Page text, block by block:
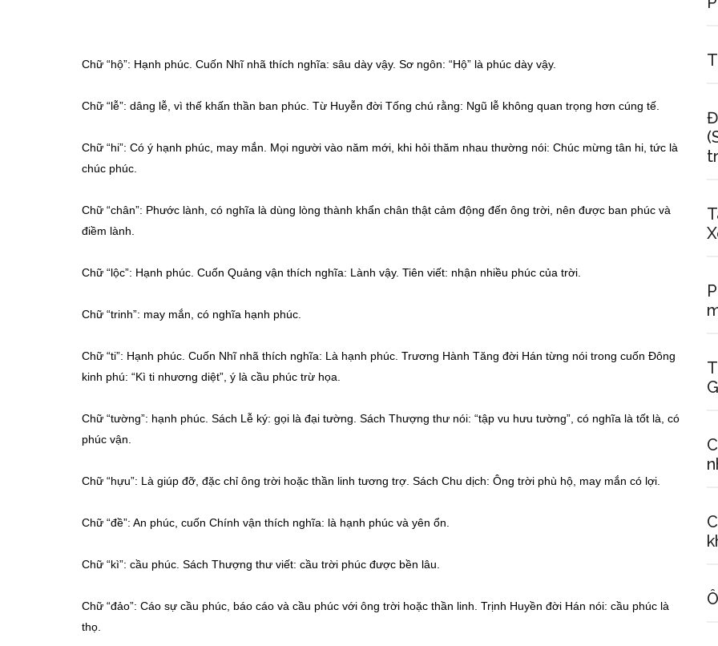
Chữ “hộ”: Hạnh phúc. Cuốn Nhĩ nhã thích nghĩa: sâu dày vậy. Sơ ngôn: “Hộ” là phúc dày vậy.
Chữ “lễ”: dâng lễ, vì thế khấn thần ban phúc. Từ Huyễn đời Tống chú rằng: Ngũ lễ không quan trọng hơn cúng tế.
Chữ “hi”: Có ý hạnh phúc, may mắn. Mọi người vào năm mới, khi hỏi thăm nhau thường nói: Chúc mừng tân hi, tức là
chúc phúc.
Chữ “chân”: Phước lành, có nghĩa là dùng lòng thành khẩn chân thật cảm động đến ông trời, nên được ban phúc và
điềm lành.
Chữ “lộc”: Hạnh phúc. Cuốn Quảng vận thích nghĩa: Lành vậy. Tiên viết: nhận nhiều phúc của trời.
Chữ “trinh”: may mắn, có nghĩa hạnh phúc.
Chữ “ti”: Hạnh phúc. Cuốn Nhĩ nhã thích nghĩa: Là hạnh phúc. Trương Hành Tăng đời Hán từng nói trong cuốn Đông
kinh phú: “Kì ti nhương diệt”, ý là cầu phúc trừ họa.
Chữ “tường”: hạnh phúc. Sách Lễ ký: gọi là đại tường. Sách Thượng thư nói: “tập vu hưu tường”, có nghĩa là tốt là, có
phúc vận.
Chữ “hựu”: Là giúp đỡ, đặc chỉ ông trời hoặc thần linh tương trợ. Sách Chu dịch: Ông trời phù hộ, may mắn có lợi.
Chữ “đề”: An phúc, cuốn Chính vận thích nghĩa: là hạnh phúc và yên ổn.
Chữ “kì”: cầu phúc. Sách Thượng thư viết: cầu trời phúc được bền lâu.
Chữ “đảo”: Cáo sự cầu phúc, báo cáo và cầu phúc với ông trời hoặc thần linh. Trịnh Huyền đời Hán nói: cầu phúc là
thọ.